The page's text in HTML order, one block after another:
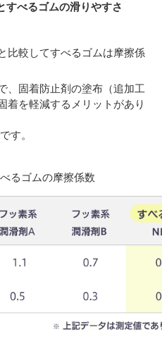
べるゴムの滑りやすさ
比較してすべるゴムは摩擦係
、固着防止剤の塗布（追加工
着を軽減するメリットがあり
す。
るゴムの摩擦係数